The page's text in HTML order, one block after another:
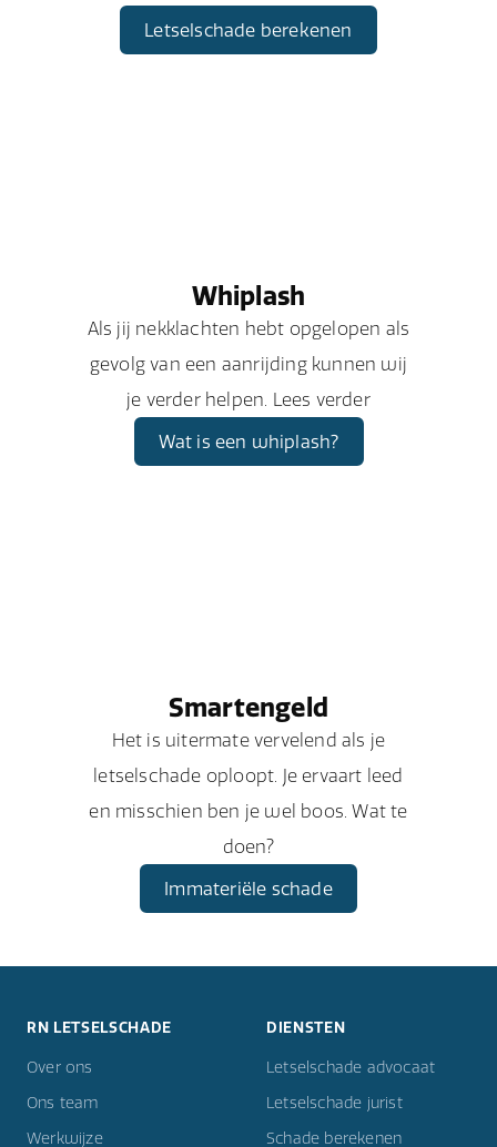
Letselschade berekenen
Whiplash
Als jij nekklachten hebt opgelopen als
gevolg van een aanrijding kunnen wij
je verder helpen. Lees verder
Wat is een whiplash?
Smartengeld
Het is uitermate vervelend als je
letselschade oploopt. Je ervaart leed
en misschien ben je wel boos. Wat te
doen?
Immateriële schade
RN LETSELSCHADE
Over ons
Ons team
Werkwijze
DIENSTEN
Letselschade advocaat
Letselschade jurist
Schade berekenen